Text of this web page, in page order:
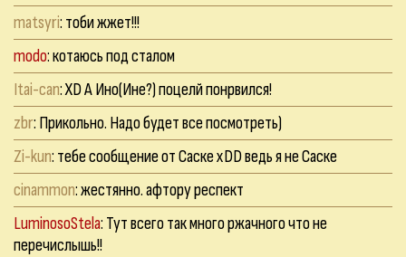
matsyri: тоби жжет!!!
modo: котаюсь под сталом
Itai-can: ХD А Ино(Ине?) поцелй понрвился!
zbr: Прикольно. Надо будет все посмотреть)
Zi-kun: тебе сообщение от Саске хDD ведь я не Саске
cinammon: жестянно. афтору респект
LuminosoStela: Тут всего так много ржачного что не
перечислышь!!